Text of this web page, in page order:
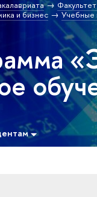
и бизнес Учебные